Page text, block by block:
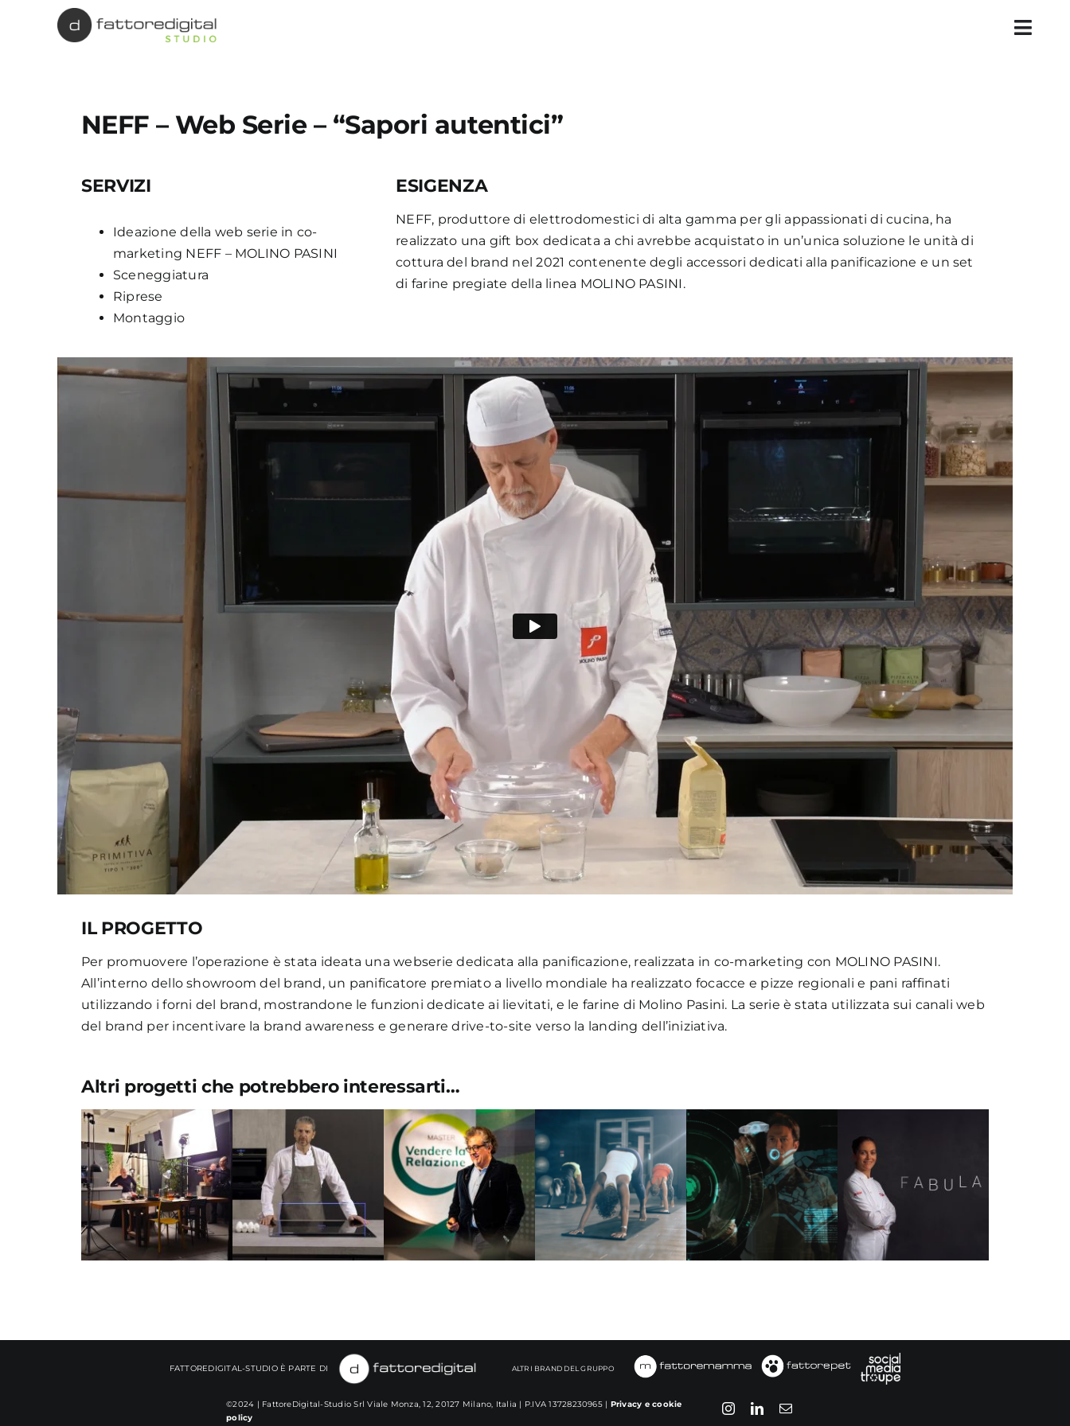
NEFF – Web Serie – “Sapori autentici”
SERVIZI
Ideazione della web serie in co-
marketing NEFF – MOLINO PASINI
Sceneggiatura
Riprese
Montaggio
ESIGENZA
NEFF, produttore di elettrodomestici di alta gamma per gli appassionati di cucina, ha
realizzato una gift box dedicata a chi avrebbe acquistato in un’unica soluzione le unità di
cottura del brand nel 2021 contenente degli accessori dedicati alla panificazione e un set
di farine pregiate della linea MOLINO PASINI.
IL PROGETTO
Per promuovere l’operazione è stata ideata una webserie dedicata alla panificazione, realizzata in co-marketing con MOLINO PASINI.
All’interno dello showroom del brand, un panificatore premiato a livello mondiale ha realizzato focacce e pizze regionali e pani raffinati
utilizzando i forni del brand, mostrandone le funzioni dedicate ai lievitati, e le farine di Molino Pasini. La serie è stata utilizzata sui canali web
del brand per incentivare la brand awareness e generare drive-to-site verso la landing dell’iniziativa.
Altri progetti che potrebbero interessarti…
NEFF – Podcast
& Video-podcast
– “NEFF
SOUNDS GOOD
con Alessio
Bertallot”
SIEMENS – Web
serie – “Berton
VS Rosolino”
SISAL –
Corporate TV –
“Vendere la
relazione”
VIRGIN ACTIVE –
Social video –
Webspot
PUBLITALIA 80 –
TV spot
elettrodomestici
– Web serie –
“Fabula” con
Rosanna
Marziale
FATTOREDIGITAL-STUDIO È PARTE DI ALTRI BRAND DEL GRUPPO
©2024 | FattoreDigital-Studio Srl Viale Monza, 12, 20127 Milano, Italia | P.IVA13728230965 | Privacy e cookie
policy